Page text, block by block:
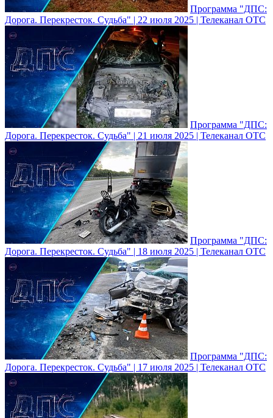
Программа "ДПС:
Дорога. Перекресток. Судьба" | 22 июля 2025 | Телеканал ОТС
Программа "ДПС:
Дорога. Перекресток. Судьба" | 21 июля 2025 | Телеканал ОТС
Программа "ДПС:
Дорога. Перекресток. Судьба" | 18 июля 2025 | Телеканал ОТС
Программа "ДПС:
Дорога. Перекресток. Судьба" | 17 июля 2025 | Телеканал ОТС